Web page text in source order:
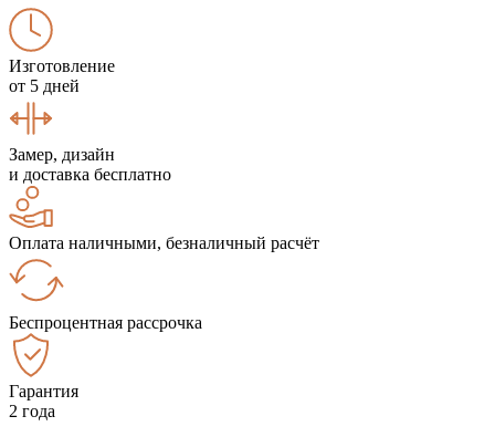
Изготовление
от 5 дней
Замер, дизайн
и доставка бесплатно
Оплата наличными, безналичный расчёт
Беспроцентная рассрочка
Гарантия
2 года